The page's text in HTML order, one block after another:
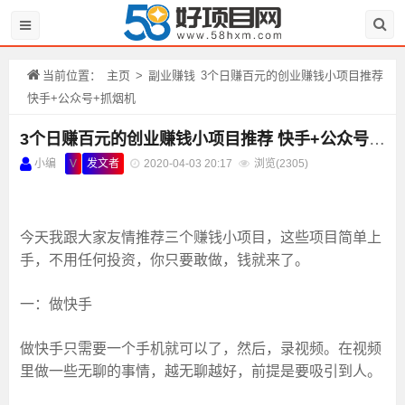
当前位置： 主页 > 副业赚钱 3个日赚百元的创业赚钱小项目推荐
快手+公众号+抓烟机
3个日赚百元的创业赚钱小项目推荐 快手+公众号+抓烟机
小编 V 发文者 2020-04-03 20:17 浏览(2305)
今天我跟大家友情推荐三个赚钱小项目，这些项目简单上
手，不用任何投资，你只要敢做，钱就来了。
一：做快手
做快手只需要一个手机就可以了，然后，录视频。在视频
里做一些无聊的事情，越无聊越好，前提是要吸引到人。